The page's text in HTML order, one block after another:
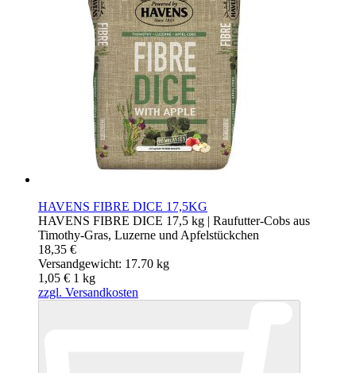
HAVENS FIBRE DICE 17,5KG
HAVENS FIBRE DICE 17,5 kg | Raufutter-Cobs aus
Timothy-Gras, Luzerne und Apfelstückchen
18,35 €
Versandgewicht: 17.70 kg
1,05 € 1 kg
zzgl. Versandkosten